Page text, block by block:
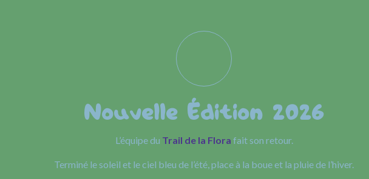
Nouvelle Édition 2026
L’équipe du Trail de la Flora fait son retour.
Terminé le soleil et le ciel bleu de l’été, place à la boue et la pluie de l’hiver.